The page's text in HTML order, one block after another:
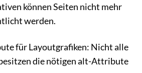
können Seiten nicht mehr
werden.
für Layoutgrafiken: Nicht alle
die nötigen alt-Attribute